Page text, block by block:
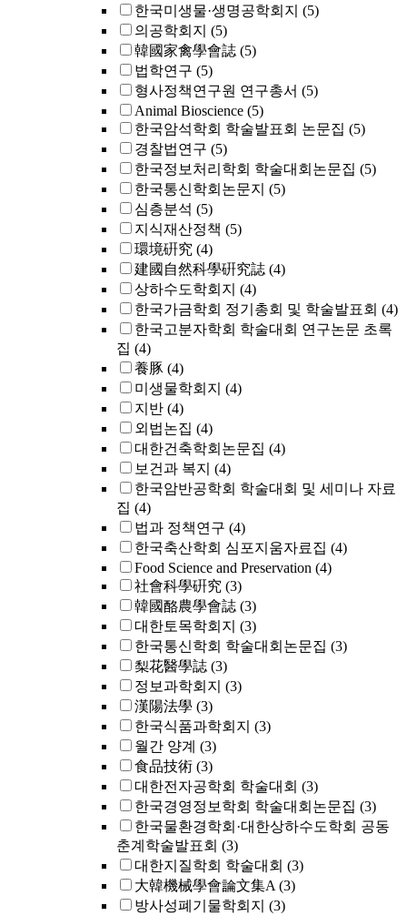
한국미생물·생명공학회지 (5)
의공학회지 (5)
韓國家禽學會誌 (5)
법학연구 (5)
형사정책연구원 연구총서 (5)
Animal Bioscience (5)
한국암석학회 학술발표회 논문집 (5)
경찰법연구 (5)
한국정보처리학회 학술대회논문집 (5)
한국통신학회논문지 (5)
심층분석 (5)
지식재산정책 (5)
環境硏究 (4)
建國自然科學硏究誌 (4)
상하수도학회지 (4)
한국가금학회 정기총회 및 학술발표회 (4)
한국고분자학회 학술대회 연구논문 초록
집 (4)
養豚 (4)
미생물학회지 (4)
지반 (4)
외법논집 (4)
대한건축학회논문집 (4)
보건과 복지 (4)
한국암반공학회 학술대회 및 세미나 자료
집 (4)
법과 정책연구 (4)
한국축산학회 심포지움자료집 (4)
Food Science and Preservation (4)
社會科學硏究 (3)
韓國酪農學會誌 (3)
대한토목학회지 (3)
한국통신학회 학술대회논문집 (3)
梨花醫學誌 (3)
정보과학회지 (3)
漢陽法學 (3)
한국식품과학회지 (3)
월간 양계 (3)
食品技術 (3)
대한전자공학회 학술대회 (3)
한국경영정보학회 학술대회논문집 (3)
한국물환경학회·대한상하수도학회 공동
춘계학술발표회 (3)
대한지질학회 학술대회 (3)
大韓機械學會論文集A (3)
방사성폐기물학회지 (3)